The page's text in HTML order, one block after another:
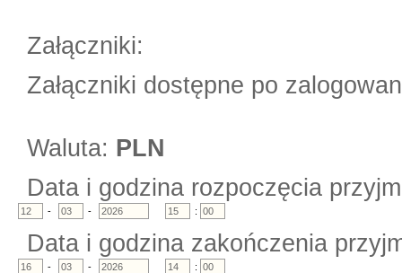
Załączniki:
Załączniki dostępne po
Waluta: PLN
Data i godzina rozpoczęcia
- - :
Data i godzina zakończenia
- - :